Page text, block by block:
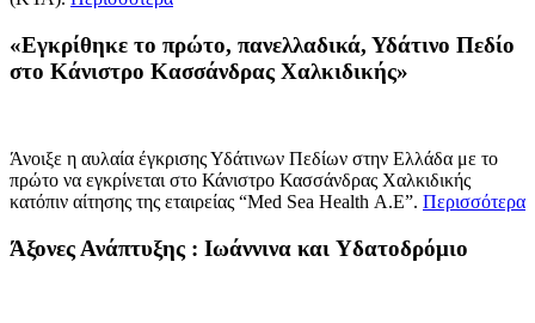
«Εγκρίθηκε το πρώτο, πανελλαδικά, Υδάτινο Πεδίο
στο Κάνιστρο Κασσάνδρας Χαλκιδικής»
Άνοιξε η αυλαία έγκρισης Υδάτινων Πεδίων στην Ελλάδα με το
πρώτο να εγκρίνεται στο Κάνιστρο Κασσάνδρας Χαλκιδικής
κατόπιν αίτησης της εταιρείας “Med Sea Ηealth Α.Ε”. Περισσότερα
Άξονες Ανάπτυξης : Ιωάννινα και Yδατοδρόμιο